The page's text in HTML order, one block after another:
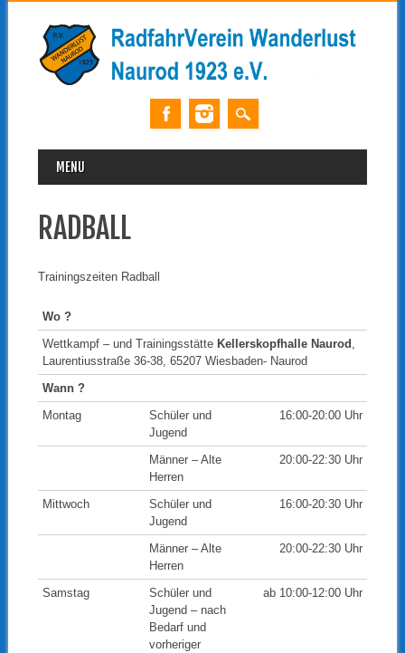
MAIN MENU
MENU
RADBALL
Trainingszeiten Radball
Wo ?
Wettkampf – und Trainingsstätte Kellerskopfhalle Naurod
Laurentiusstraße 36-38, 65207 Wiesbaden- Naurod
Wann ?
Montag
Schüler und
Jugend
16:00-20:00 Uhr
Männer – Alte
Herren
20:00-22:30 Uhr
Mittwoch
Schüler und
Jugend
16:00-20:30 Uhr
Männer – Alte
Herren
20:00-22:30 Uhr
Samstag
Schüler und
Jugend – nach
Bedarf und
vorheriger
ab 10:00-12:00 Uhr